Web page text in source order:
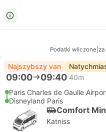
Podatki wliczone za
Najszybszy van
09:00 09:40 40m
Paris Charles de Gaulle
Disneyland Paris
Comfort
Katniss